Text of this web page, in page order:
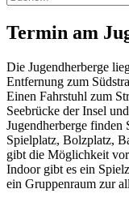
Termin am
Die Jugendherberge
Entfernung zum
Einen Fahrstuhl zum
Seebrücke der Insel
Jugendherberge finden
Spielplatz, Bolzplatz,
gibt die Möglichkeit
Indoor gibt es ein
ein Gruppenraum zur